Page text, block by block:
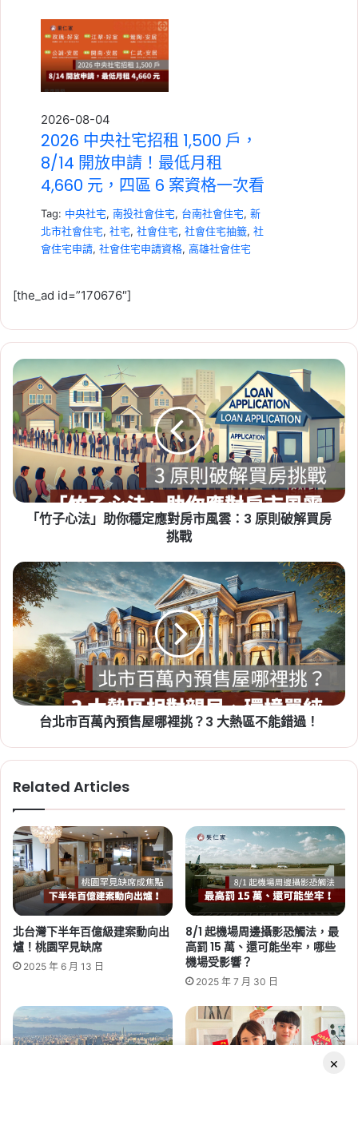
2026-08-04
2026 中央社宅招租 1,500 戶，
8/14 開放申請！最低月租
4,660 元，四區 6 案資格一次看
Tag: 中央社宅, 南投社會住宅, 台南社會住宅, 新
北市社會住宅, 社宅, 社會住宅, 社會住宅抽籤, 社
會住宅申請, 社會住宅申請資格, 高雄社會住宅
2026-07-23
租賃專法修法急轉彎！3 年租
期、續約漲租上限暫緩，最新重
點一次看
Tag: 房東 ,社會住宅,租屋,租屋族,租屋注意事
項,租屋糾紛,租屋補助 租屋補助申請,租屋補助
資格
2026-07-20
新竹人注意！竹科旁將新增 838
戶社宅，「金城安居」預計
2029 年完工
Tag:新竹,新竹市,新竹縣,社會住宅, 社會住宅
2026-06-29
桃園社會住宅續租租金 2026：
蘆竹一號、平鎮一號、八德三號
社宅分 3 年緩漲
Tag: 桃園,桃園社宅基地 桃園社宅懶人包,桃園
社宅戶數 ,桃園社會住宅 桃園租屋 社會住宅
[the_ad id=”170676″]
「竹
子
心
法」
助
你
穩
定
應
風
雲：
3
原
則
破
解
買
房
「竹子心法」助你穩定應對房市風雲：3 原則破解買房
挑戰
台
北
市
百
內
預
售
屋
大
不
能
錯
過！
台北市百萬內預售屋哪裡挑？3 大熱區不能錯過！
Related Articles
北台灣下半年百億級建案動向出
爐！桃園罕見缺席
2025 年 6 月 13 日
8/1 起機場周邊攝影恐觸法，最
高罰 15 萬、還可能坐牢，哪些
機場受影響？
2025 年 7 月 30 日
×